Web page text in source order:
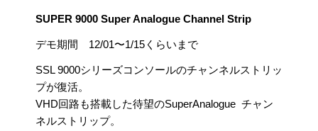
SUPER 9000 Super Analogue Channel Strip
デモ期間 12/01〜1/15くらいまで
SSL 9000シリーズコンソールのチャンネルストリッ
プが復活。
VHD回路も搭載した待望のSuperAnalogue チャン
ネルストリップ。